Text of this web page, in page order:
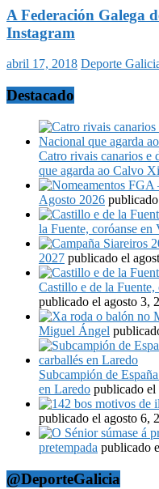
A Federación Galega
Instagram
abril 17, 2018 Deporte
Destacado
Catro rivais canarios e
que agarda ao Calvo
Agosto 2026
la Fuente, coróanse en
2027 publicado el
Castillo e de la Fuente,
publicado el agosto 3,
Miguel Ángel
Subcampión de
en Laredo publicado el
publicado el agosto 6,
pretempada publicado
@DeporteGalicia